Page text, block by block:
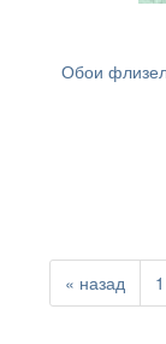
Обои
« назад 1